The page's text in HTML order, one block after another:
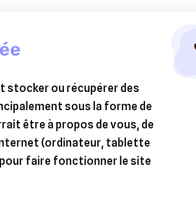
stocker ou récupérer des
sous la forme de
être à propos de vous, de
(ordinateur, tablette
faire fonctionner le site